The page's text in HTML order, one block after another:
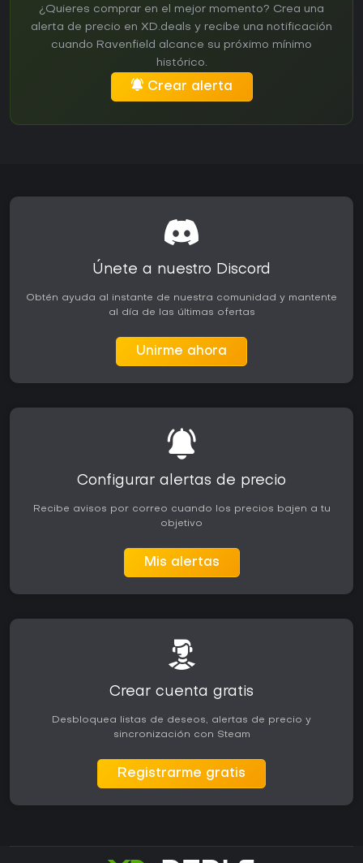
¿Quieres comprar en el mejor momento? Crea una
alerta de precio en XD.deals y recibe una notificación
cuando Ravenfield alcance su próximo mínimo
histórico.
Crear alerta
Únete a nuestro Discord
Obtén ayuda al instante de nuestra comunidad y mantente
al día de las últimas ofertas
Unirme ahora
Configurar alertas de precio
Recibe avisos por correo cuando los precios bajen a tu
objetivo
Mis alertas
Crear cuenta gratis
Desbloquea listas de deseos, alertas de precio y
sincronización con Steam
Registrarme gratis